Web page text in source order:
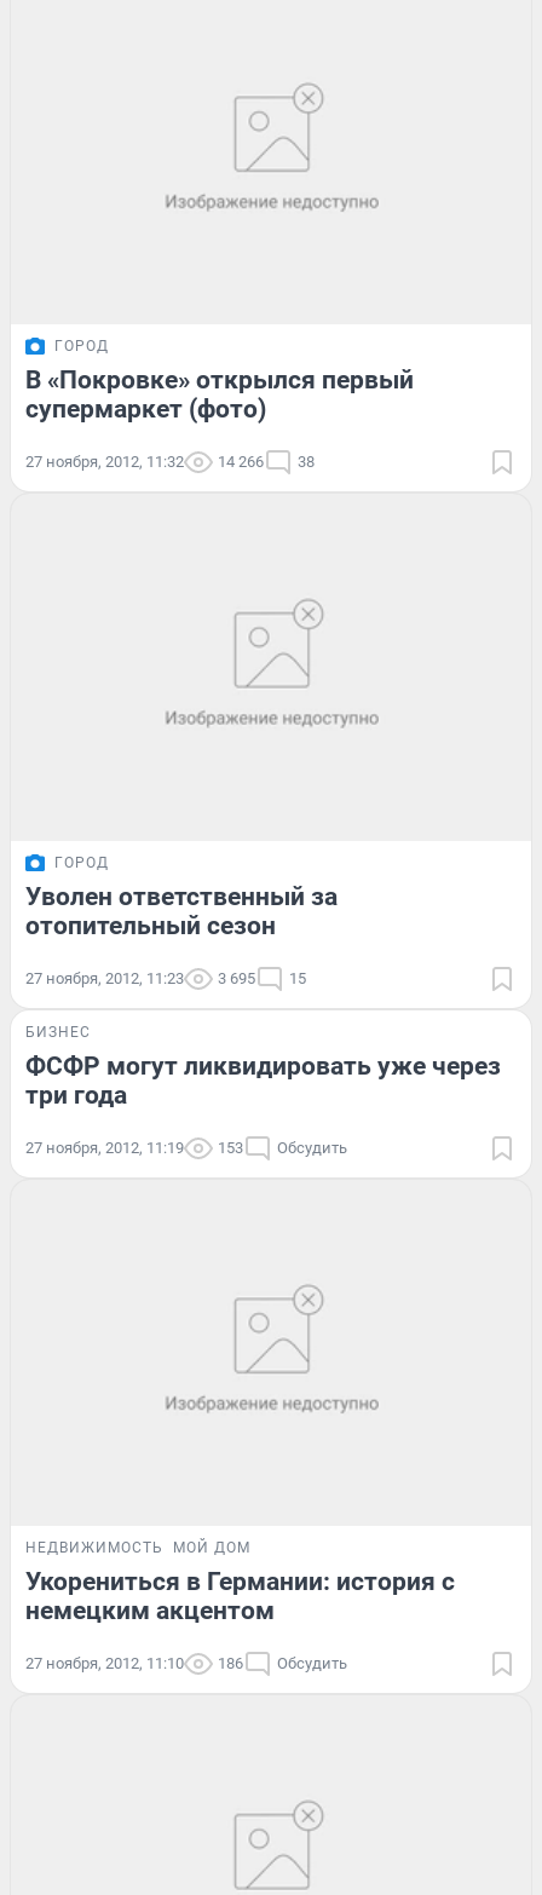
ГОРОД
В «Покровке» открылся первый
супермаркет (фото)
27 ноября, 2012, 11:32 14 266 38
ГОРОД
Уволен ответственный за
отопительный сезон
27 ноября, 2012, 11:23 3 695 15
БИЗНЕС
ФСФР могут ликвидировать уже через
три года
27 ноября, 2012, 11:19 153 Обсудить
НЕДВИЖИМОСТЬ МОЙ ДОМ
Укорениться в Германии: история с
немецким акцентом
27 ноября, 2012, 11:10 186 Обсудить